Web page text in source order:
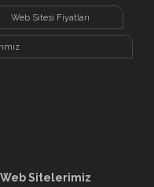
Sitesi
Web Sitesi Fiyatları
Sitelerimiz